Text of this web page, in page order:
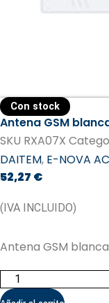
Con stock
Antena GSM
SKU RXA07X
DAITEM, E-NOVA
52,27 €
(IVA INCLUIDO)
Antena GSM blanca
Antena
GSM
blanca